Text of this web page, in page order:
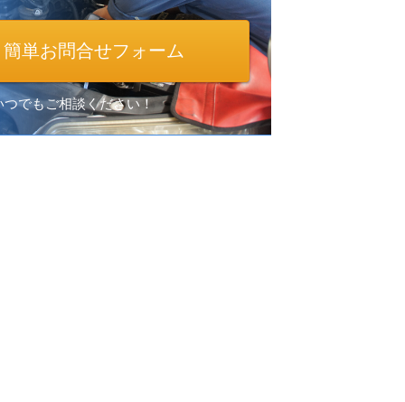
簡単お問合せフォーム
つでもご相談ください！